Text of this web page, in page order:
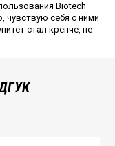
Biotech
чувствую себя с ними
стал крепче, не